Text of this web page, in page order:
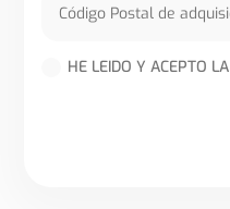
HE LEIDO Y ACEPTO LA